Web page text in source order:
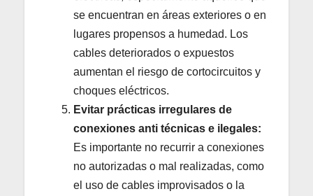
se encuentran en áreas exteriores o en
lugares propensos a humedad. Los
cables deteriorados o expuestos
aumentan el riesgo de cortocircuitos y
choques eléctricos.
Evitar prácticas irregulares de
conexiones anti técnicas e ilegales:
Es importante no recurrir a conexiones
no autorizadas o mal realizadas, como
el uso de cables improvisados o la